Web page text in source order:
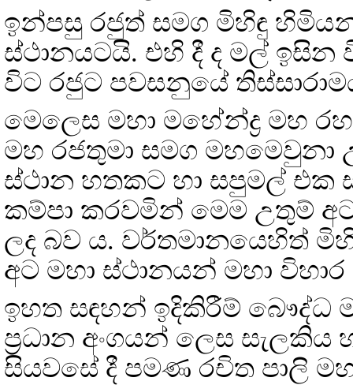
ඉන්පසු රජුත් සමග මිහිඳු
ස්ථානයටයි. එහි දී ද මල්
විට රජුට පවසනුයේ
මෙලෙස මහා මහේන්ද්‍ර මහ
මහ රජතුමා සමග මහමෙවුනා
ස්ථාන හතකට හා සපුමල්
කම්පා කරවමින් මෙම උතුම්
ලද බව ය. වර්තමානයෙහිත්
අට මහා ස්ථානයන් මහා
ඉහත සඳහන් ඉදිකිරීම් බෞද්ධ
ප්‍රධාන අංගයන් ලෙස සැලකිය
සියවසේ දී පමණ රචිත පාලි